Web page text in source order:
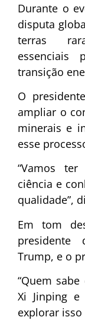
Durante o
disputa
terras
essenciais
transição
O
ampliar o
minerais e
esse
“Vamos
ciência e
qualidade”,
Em tom
presidente
Trump, e o
“Quem
Xi Jinping
explorar